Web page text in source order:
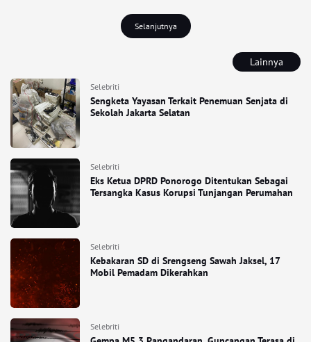
Lainnya
Selebriti
Sengketa Yayasan Terkait Penemuan Senjata di
Sekolah Jakarta Selatan
Selebriti
Eks Ketua DPRD Ponorogo Ditentukan Sebagai
Tersangka Kasus Korupsi Tunjangan Perumahan
Selebriti
Kebakaran SD di Srengseng Sawah Jaksel, 17
Mobil Pemadam Dikerahkan
Selebriti
Selanjutnya